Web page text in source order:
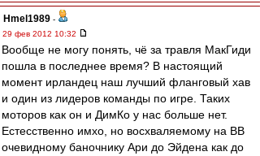
Hmel1989 -
29 фев 2012 10:32
Вообще не могу понять, чё за травля МакГиди
пошла в последнее время? В настоящий
момент ирландец наш лучший фланговый хав
и один из лидеров команды по игре. Таких
моторов как он и ДимКо у нас больше нет.
Естесственно имхо, но восхваляемому на ВВ
очевидному баночнику Ари до Эйдена как до